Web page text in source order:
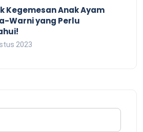
Kegemesan Anak Ayam
Warni yang Perlu
2023